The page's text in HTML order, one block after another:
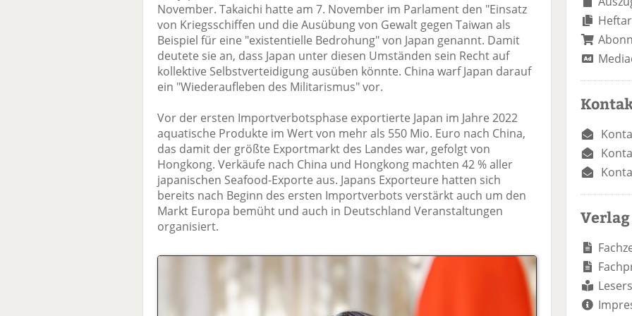
November. Takaichi hatte am 7. November im Parlament den "Einsatz
von Kriegsschiffen und die Ausübung von Gewalt gegen Taiwan als
Beispiel für eine "existentielle Bedrohung" von Japan genannt. Damit
deutete sie an, dass Japan unter diesen Umständen sein Recht auf
kollektive Selbstverteidigung ausüben könnte. China warf Japan darauf
ein "Wiederaufleben des Militarismus" vor.
Vor der ersten Importverbotsphase exportierte Japan im Jahre 2022
aquatische Produkte im Wert von mehr als 550 Mio. Euro nach China,
das damit der größte Exportmarkt des Landes war, gefolgt von
Hongkong. Verkäufe nach China und Hongkong machten 42 % aller
japanischen Seafood-Exporte aus. Japans Exporteure hatten sich
bereits nach Beginn des ersten Importverbots verstärkt auch um den
Markt Europa bemüht und auch in Deutschland Veranstaltungen
organisiert.
Verlag